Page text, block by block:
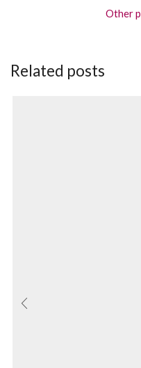
Other
Related posts